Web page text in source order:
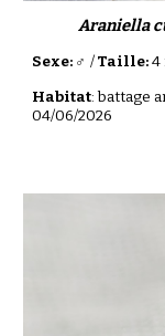
Araniella
Sexe: ♂/Taille:4
Habitat: battage
04/06/2026